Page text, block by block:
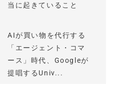
当に起きていること
AIが買い物を代行する
「エージェント・コマ
ース」時代、Googleが
提唱するUniv...